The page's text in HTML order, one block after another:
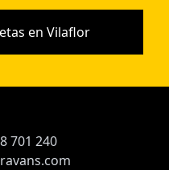
en Vilaflor
701 240